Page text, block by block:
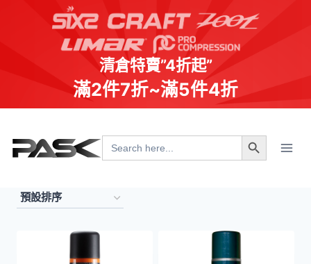
清倉特賣”4折起”
滿2件7折~滿5件4折
content
Search
for:
Search Button